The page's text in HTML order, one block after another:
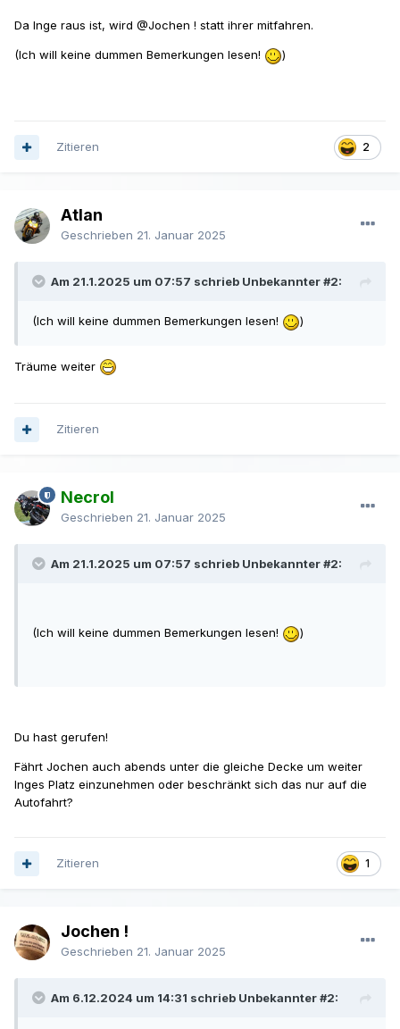
Da Inge raus ist, wird @Jochen ! statt ihrer mitfahren.
(Ich will keine dummen Bemerkungen lesen! )
2
Zitieren
Atlan
Geschrieben 21. Januar 2025
Am 21.1.2025 um 07:57 schrieb Unbekannter #2:
(Ich will keine dummen Bemerkungen lesen! )
Träume weiter
Zitieren
Necrol
Geschrieben 21. Januar 2025
Am 21.1.2025 um 07:57 schrieb Unbekannter #2:
(Ich will keine dummen Bemerkungen lesen! )
Du hast gerufen!
Fährt Jochen auch abends unter die gleiche Decke um weiter
Inges Platz einzunehmen oder beschränkt sich das nur auf die
Autofahrt?
1
Zitieren
Jochen !
Geschrieben 21. Januar 2025
Am 6.12.2024 um 14:31 schrieb Unbekannter #2: